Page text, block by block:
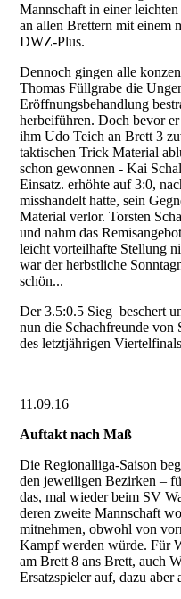
Mannschaft in einer
an allen Brettern mit einem
DWZ-Plus.
Dennoch gingen alle
Thomas Füllgrabe die
Eröffnungsbehandlung
herbeiführen. Doch bevor
ihm Udo Teich an Brett 3
taktischen Trick Material
schon gewonnen - Kai
Einsatz. erhöhte auf 3:0,
misshandelt hatte, sein
Material verlor. Torsten
und nahm das
leicht vorteilhafte Stellung
war der herbstliche
schön...
Der 3.5:0.5 Sieg beschert
nun die Schachfreunde von
des letztjährigen
11.09.16
Auftakt nach Maß
Die Regionalliga-Saison
den jeweiligen Bezirken –
das, mal wieder beim SV
deren zweite Mannschaft
mitnehmen, obwohl von
Kampf werden würde. Für
am Brett 8 ans Brett, auch
Ersatzspieler auf, dazu aber